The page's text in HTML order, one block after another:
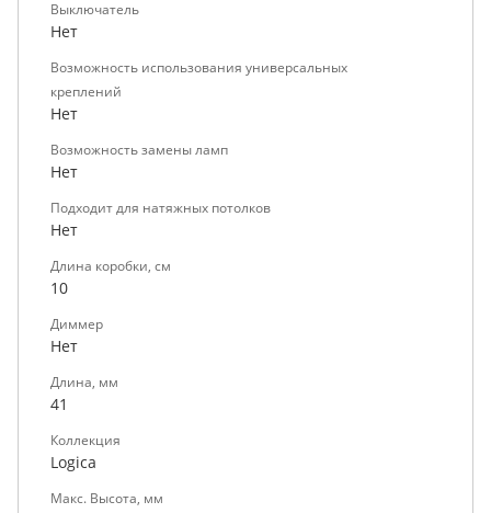
Выключатель
Нет
Возможность использования универсальных
креплений
Нет
Возможность замены ламп
Нет
Подходит для натяжных потолков
Нет
Длина коробки, см
10
Диммер
Нет
Длина, мм
41
Коллекция
Logica
Макс. Высота, мм